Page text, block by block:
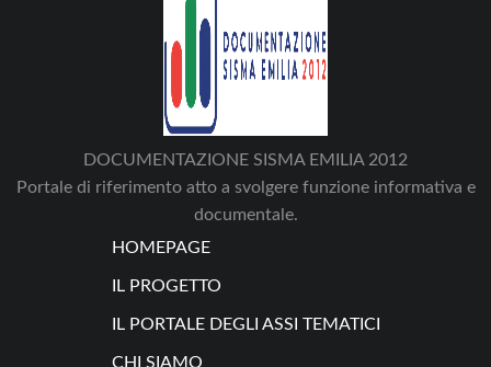
DOCUMENTAZIONE SISMA EMILIA 2012
Portale di riferimento atto a svolgere funzione informativa e
documentale.
HOMEPAGE
IL PROGETTO
IL PORTALE DEGLI ASSI TEMATICI
CHI SIAMO